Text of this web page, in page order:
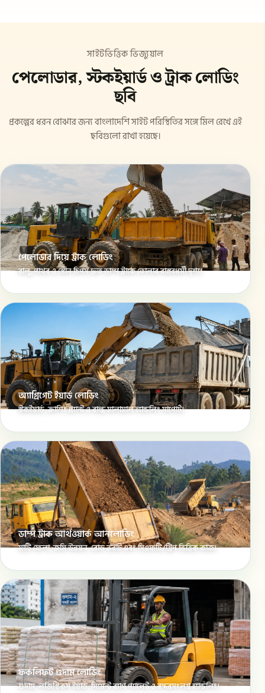
সাইটভিত্তিক ভিজ্যুয়াল
পেলোডার, স্টকইয়ার্ড ও ট্রাক লোডিং
ছবি
প্রকল্পের ধরন বোঝার জন্য বাংলাদেশি সাইট পরিস্থিতির সঙ্গে মিল রেখে এই
ছবিগুলো রাখা হয়েছে।
পেলোডার দিয়ে ট্রাক লোডিং
বালু, পাথর ও স্টোন চিপস দ্রুত ডাম্প ট্রাকে তোলার বাস্তবধর্মী দৃশ্য।
অ্যাগ্রিগেট ইয়ার্ড লোডিং
স্টকইয়ার্ড, ক্রাশিং প্ল্যান্ট ও বাল্ক মালামাল হ্যান্ডলিং সাপোর্ট।
ডাম্প ট্রাক আর্থওয়ার্ক আনলোডিং
মাটি ফেলা, জমি উন্নয়ন, রোড ভরাট এবং সিএফটি/ট্রিপ ভিত্তিক কাজ।
ফর্কলিফট গুদাম লোডিং
গুদাম, লজিস্টিকস ইয়ার্ড, সিমেন্ট ব্যাগ প্যালেট ও বন্দরসংলগ্ন হ্যান্ডলিং।